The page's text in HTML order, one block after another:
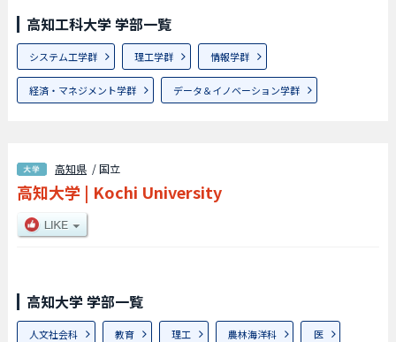
高知工科大学 学部一覧
システム工学群 理工学群 情報学群
経済・マネジメント学群 データ＆イノベーション学群
高知県 / 国立
高知大学 | Kochi University
高知大学 学部一覧
人文社会科 教育 理工 農林海洋科 医